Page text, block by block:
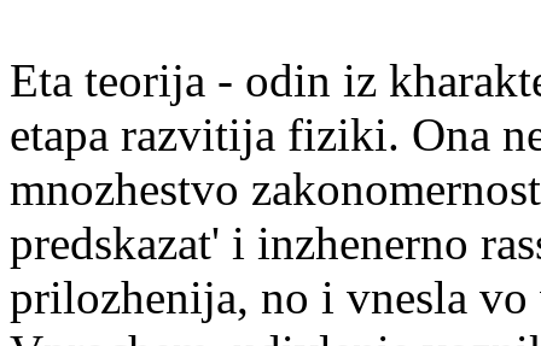
Eta teorija - odin iz
etapa razvitija fiziki. Ona
mnozhestvo
predskazat' i inzhenerno
prilozhenija, no i vnesla